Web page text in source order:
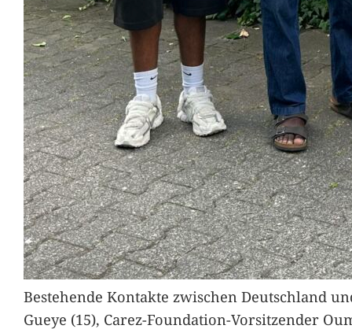
Bestehende Kontakte zwischen Deutschland
Gueye (15), Carez-Foundation-Vorsitzender